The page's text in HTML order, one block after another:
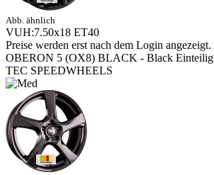
Abb. ähnlich
VUH:7.50x18 ET40
Preise werden erst nach dem Login angezeigt.
OBERON 5 (OX8) BLACK - Black Einteilig
TEC SPEEDWHEELS